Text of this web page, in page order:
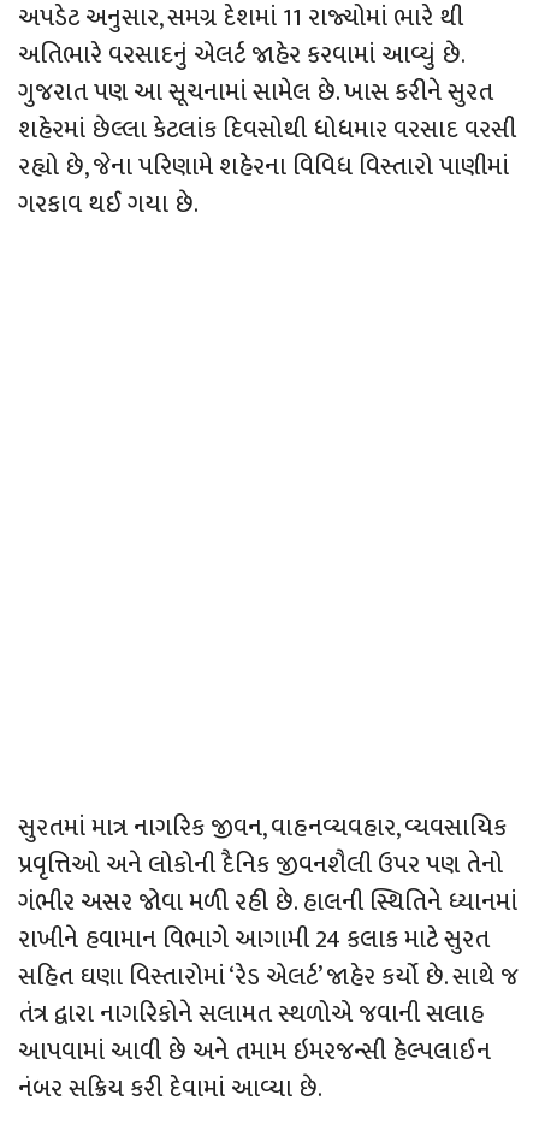
અપડેટ અનુસાર, સમગ્ર દેશમાં 11 રાજ્યોમાં ભારે થી
અતિભારે વરસાદનું એલર્ટ જાહેર કરવામાં આવ્યું છે.
ગુજરાત પણ આ સૂચનામાં સામેલ છે. ખાસ કરીને સુરત
શહેરમાં છેલ્લા કેટલાંક દિવસોથી ધોધમાર વરસાદ વરસી
રહ્યો છે, જેના પરિણામે શહેરના વિવિધ વિસ્તારો પાણીમાં
ગરકાવ થઈ ગયા છે.
સુરતમાં માત્ર નાગરિક જીવન, વાહનવ્યવહાર, વ્યવસાયિક
પ્રવૃત્તિઓ અને લોકોની દૈનિક જીવનશૈલી ઉપર પણ તેનો
ગંભીર અસર જોવા મળી રહી છે. હાલની સ્થિતિને ધ્યાનમાં
રાખીને હવામાન વિભાગે આગામી 24 કલાક માટે સુરત
સહિત ઘણા વિસ્તારોમાં ‘રેડ એલર્ટ’ જાહેર કર્યો છે. સાથે જ
તંત્ર દ્વારા નાગરિકોને સલામત સ્થળોએ જવાની સલાહ
આપવામાં આવી છે અને તમામ ઇમરજન્સી હેલ્પલાઈન
નંબર સક્રિય કરી દેવામાં આવ્યા છે.